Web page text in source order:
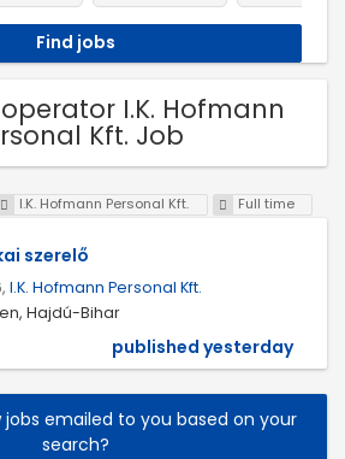
I.K. Hofmann
Kft. Job
I.K. Hofmann Personal Kft. Full time
szerelő
I.K. Hofmann Personal Kft.
Hajdú-Bihar
published yesterday
emailed to you based on your
search?